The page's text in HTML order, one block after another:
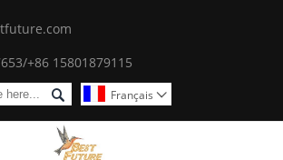
+86 15801879115
 Français 